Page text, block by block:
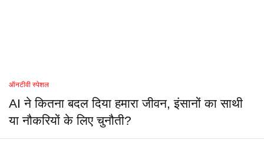
ऑनटीवी स्पेशल
AI ने कितना बदल दिया हमारा जीवन, इंसानों का साथी
या नौकरियों के लिए चुनौती?